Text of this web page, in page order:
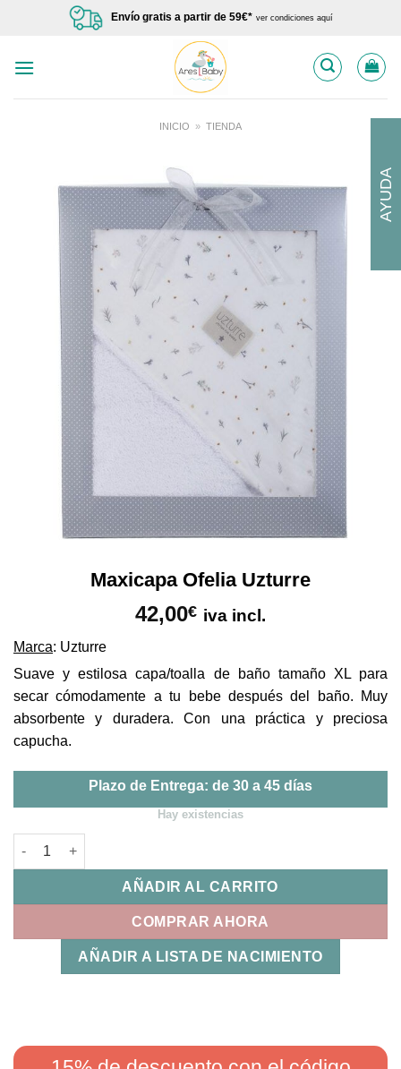
Envío gratis a partir de 59€* ver condiciones aquí
INICIO » TIENDA
Maxicapa Ofelia Uzturre
42,00€ iva incl.
Marca: Uzturre
Suave y estilosa capa/toalla de baño tamaño XL para
secar cómodamente a tu bebe después del baño. Muy
absorbente y duradera. Con una práctica y preciosa
capucha.
Plazo de Entrega: de 30 a 45 días
Hay existencias
Maxicapa Ofelia Uzturre cantidad
AÑADIR AL CARRITO
COMPRAR AHORA
AÑADIR A LISTA DE NACIMIENTO
AYUDA